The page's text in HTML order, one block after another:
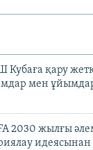
Кубаға қару
мен
2030 жылғы
идеясынан